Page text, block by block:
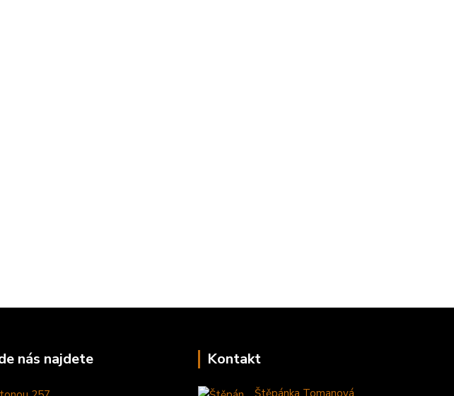
nás najdete Kontakt
Štěpánka Tomanová